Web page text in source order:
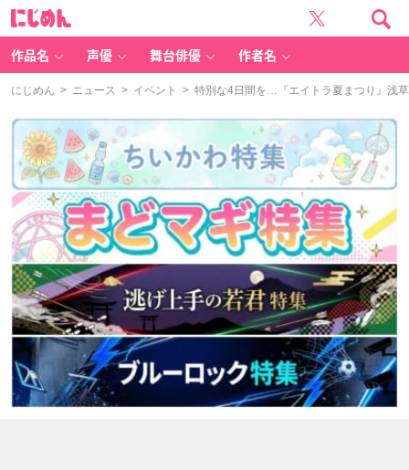
作品名 声優 舞台俳優 作者名
にじめん > ニュース > イベント > 特別な4日間を…『エイトラ夏まつり』浅